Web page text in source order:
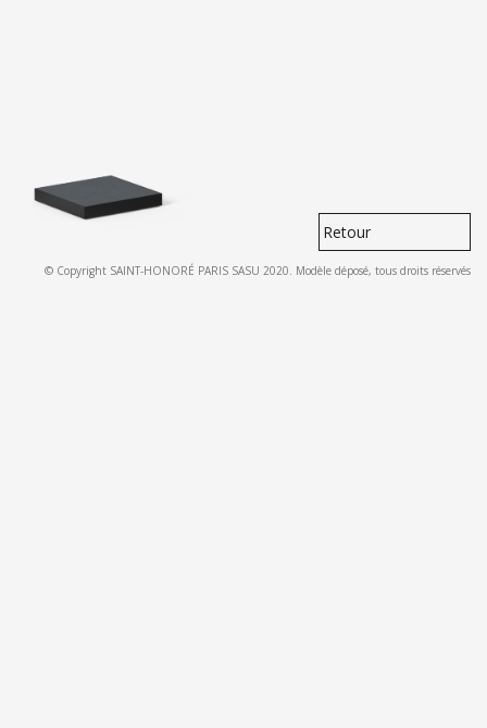
Retour
© Copyright SAINT-HONORÉ PARIS SASU 2020. Modèle déposé, tous droits réservés